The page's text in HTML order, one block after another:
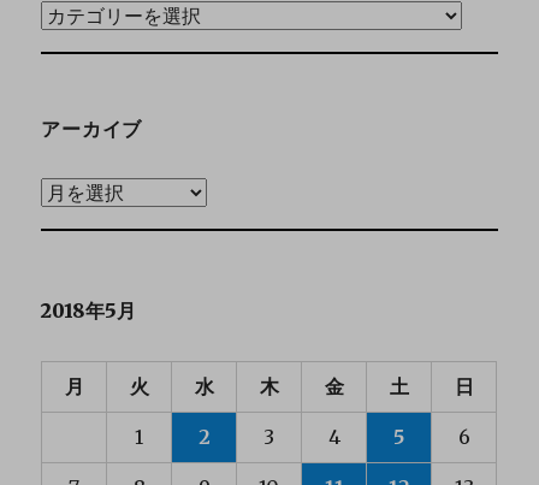
アーカイブ
2018年5月
月 火 水 木 金 土 日
1 2 3 4 5 6